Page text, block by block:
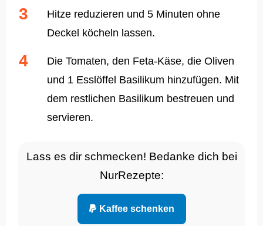
Hitze reduzieren und 5 Minuten ohne
Deckel köcheln lassen.
Die Tomaten, den Feta-Käse, die Oliven
und 1 Esslöffel Basilikum hinzufügen. Mit
dem restlichen Basilikum bestreuen und
servieren.
Lass es dir schmecken! Bedanke dich bei
NurRezepte:
Kaffee schenken